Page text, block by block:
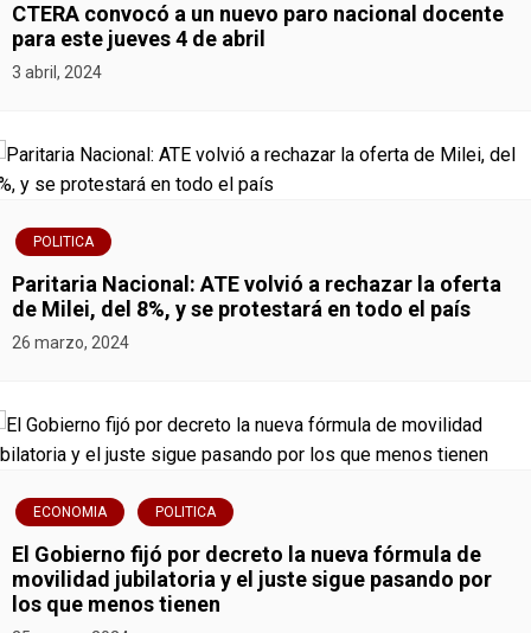
CTERA convocó a un nuevo paro nacional docente
para este jueves 4 de abril
3 abril, 2024
POLITICA
Paritaria Nacional: ATE volvió a rechazar la oferta
de Milei, del 8%, y se protestará en todo el país
26 marzo, 2024
ECONOMIA POLITICA
El Gobierno fijó por decreto la nueva fórmula de
movilidad jubilatoria y el juste sigue pasando por
los que menos tienen